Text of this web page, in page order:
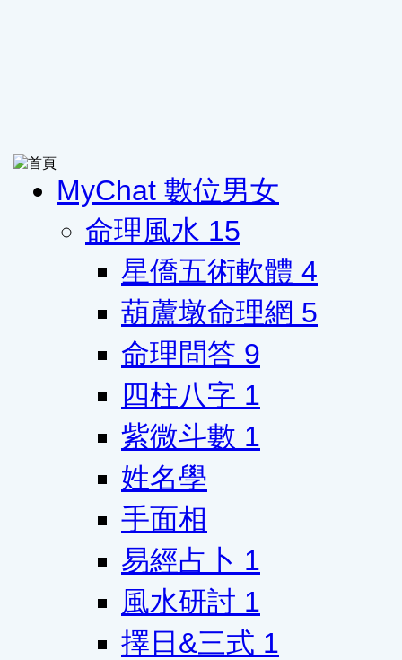
MyChat 數位男女
命理風水 15
星僑五術軟體 4
葫蘆墩命理網 5
命理問答 9
四柱八字 1
紫微斗數 1
姓名學
手面相
易經占卜 1
風水研討 1
擇日&三式 1